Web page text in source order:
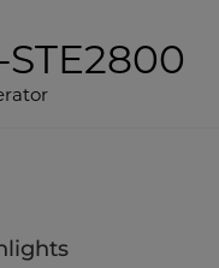
STE2800